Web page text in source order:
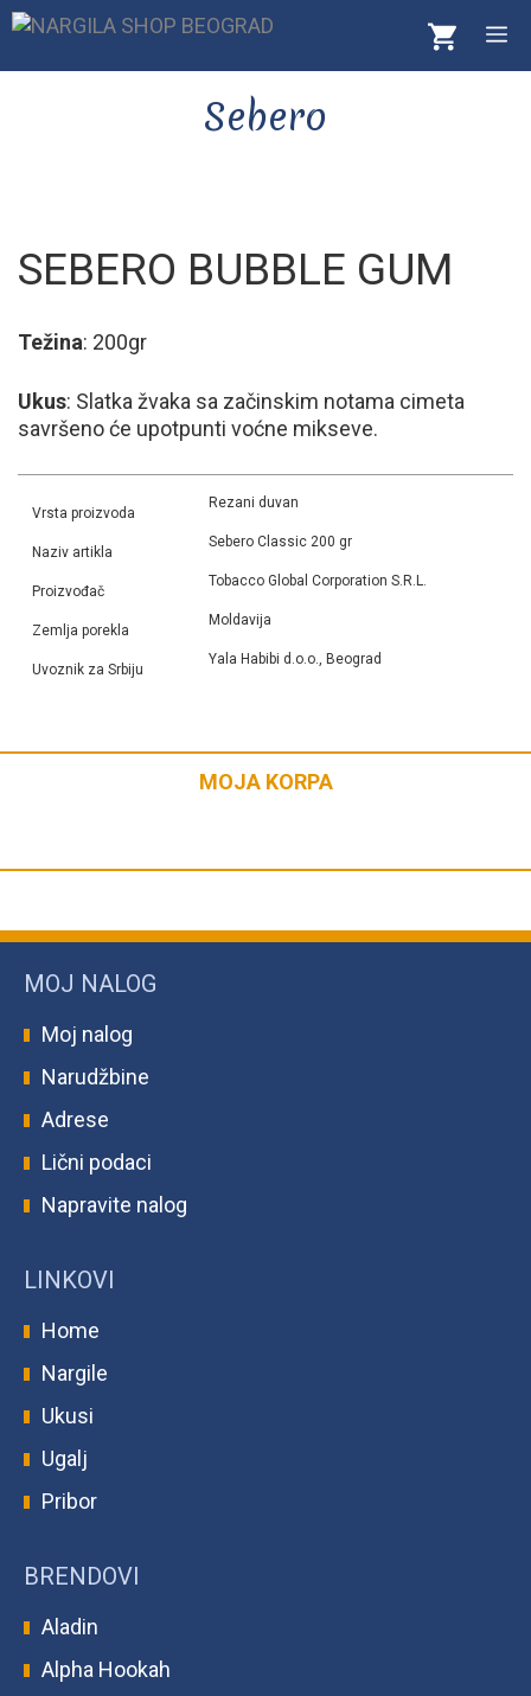
Skip
content
Sebero
SEBERO BUBBLE GUM
Težina: 200gr
Ukus: Slatka žvaka sa začinskim notama cimeta
savršeno će upotpunti voćne mikseve.
Vrsta proizvoda
Rezani duvan
Naziv artikla
Sebero Classic 200 gr
Proizvođač
Tobacco Global Corporation S.R.L.
Zemlja porekla
Moldavija
Uvoznik za Srbiju
Yala Habibi d.o.o., Beograd
MOJA KORPA
MOJ NALOG
Moj nalog
Narudžbine
Adrese
Lični podaci
Napravite nalog
LINKOVI
Home
Nargile
Ukusi
Ugalj
Pribor
BRENDOVI
Aladin
Alpha Hookah